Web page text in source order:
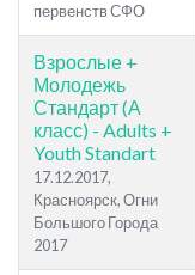
первенств СФО
Взрослые +
Молодежь
Стандарт (А
класс) - Adults +
Youth Standart
17.12.2017,
Красноярск, Огни
Большого Города
2017